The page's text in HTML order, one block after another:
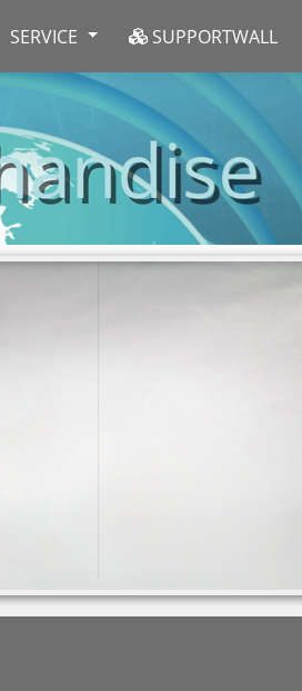
SERVICE SUPPORTWALL